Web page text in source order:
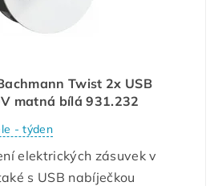
Twist 2x USB
matná bílá 931.232
- týden
elektrických zásuvek v
s USB nabíječkou